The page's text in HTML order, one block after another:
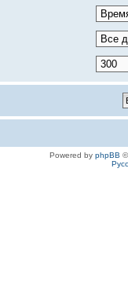
Powered by phpBB